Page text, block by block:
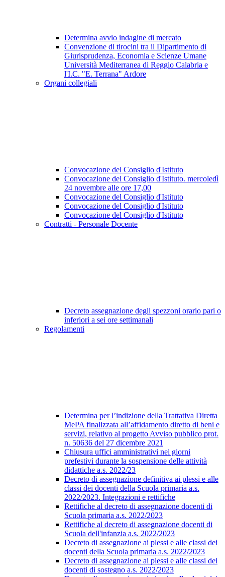
Determina avvio indagine di mercato
Convenzione di tirocini tra il Dipartimento di
Giurisprudenza, Economia e Scienze Umane
Università Mediterranea di Reggio Calabria e
l'I.C. "E. Terrana" Ardore
Organi collegiali
Convocazione del Consiglio d'Istituto
Convocazione del Consiglio d'Istituto. mercoledì
24 novembre alle ore 17,00
Convocazione del Consiglio d'Istituto
Convocazione del Consiglio d'Istituto
Convocazione del Consiglio d'Istituto
Contratti - Personale Docente
Decreto assegnazione degli spezzoni orario pari o
inferiori a sei ore settimanali
Regolamenti
Determina per l’indizione della Trattativa Diretta
MePA finalizzata all’affidamento diretto di beni e
servizi, relativo al progetto Avviso pubblico prot.
n. 50636 del 27 dicembre 2021
Chiusura uffici amministrativi nei giorni
prefestivi durante la sospensione delle attività
didattiche a.s. 2022/23
Decreto di assegnazione definitiva ai plessi e alle
classi dei docenti della Scuola primaria a.s.
2022/2023. Integrazioni e rettifiche
Rettifiche al decreto di assegnazione docenti di
Scuola primaria a.s. 2022/2023
Rettifiche al decreto di assegnazione docenti di
Scuola dell'infanzia a.s. 2022/2023
Decreto di assegnazione ai plessi e alle classi dei
docenti della Scuola primaria a.s. 2022/2023
Decreto di assegnazione ai plessi e alle classi dei
docenti di sostegno a.s. 2022/2023